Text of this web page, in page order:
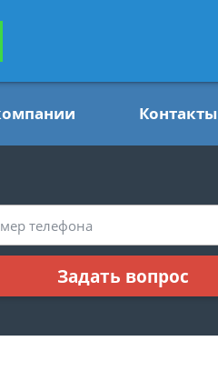
Контакты
Задать вопрос